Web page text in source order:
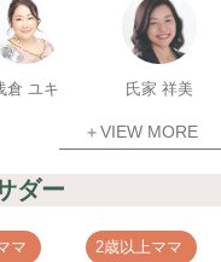
倉 ユキ 氏家 祥美
＋VIEW MORE
ダー
マ 2歳以上ママ